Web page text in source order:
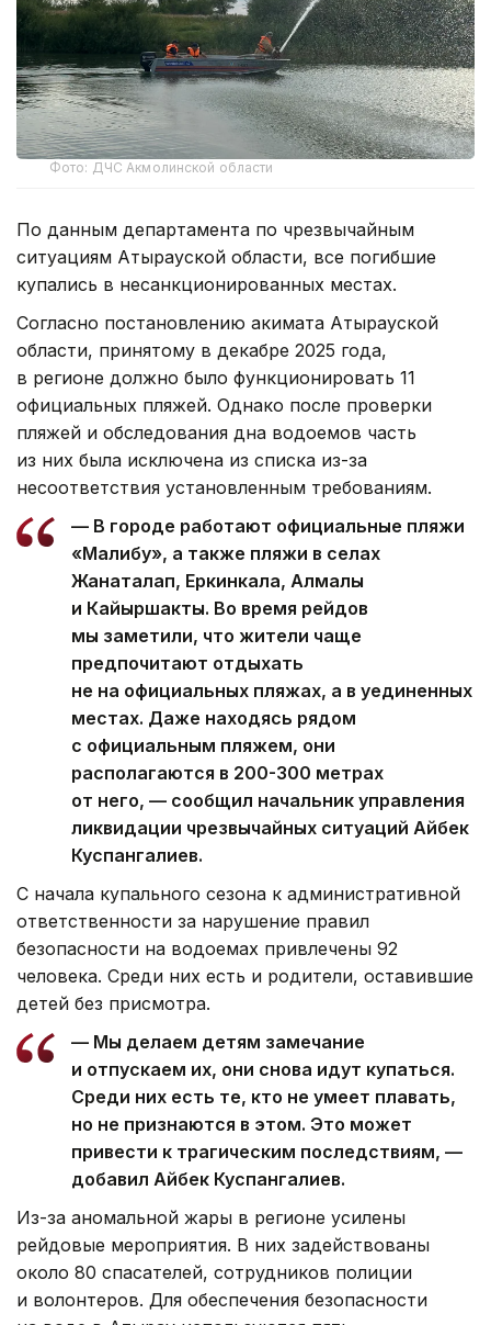
Фото: ДЧС Акмолинской области
По данным департамента по чрезвычайным
ситуациям Атырауской области, все погибшие
купались в несанкционированных местах.
Согласно постановлению акимата Атырауской
области, принятому в декабре 2025 года,
в регионе должно было функционировать 11
официальных пляжей. Однако после проверки
пляжей и обследования дна водоемов часть
из них была исключена из списка из-за
несоответствия установленным требованиям.
— В городе работают официальные пляжи
«Малибу», а также пляжи в селах
Жанаталап, Еркинкала, Алмалы
и Кайыршакты. Во время рейдов
мы заметили, что жители чаще
предпочитают отдыхать
не на официальных пляжах, а в уединенных
местах. Даже находясь рядом
с официальным пляжем, они
располагаются в 200-300 метрах
от него, — сообщил начальник управления
ликвидации чрезвычайных ситуаций Айбек
Куспангалиев.
С начала купального сезона к административной
ответственности за нарушение правил
безопасности на водоемах привлечены 92
человека. Среди них есть и родители, оставившие
детей без присмотра.
— Мы делаем детям замечание
и отпускаем их, они снова идут купаться.
Среди них есть те, кто не умеет плавать,
но не признаются в этом. Это может
привести к трагическим последствиям, —
добавил Айбек Куспангалиев.
Из-за аномальной жары в регионе усилены
рейдовые мероприятия. В них задействованы
около 80 спасателей, сотрудников полиции
и волонтеров. Для обеспечения безопасности